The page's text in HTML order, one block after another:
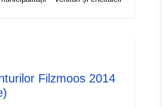
Filzmoos 2014